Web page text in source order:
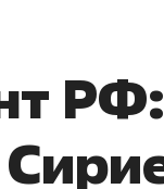
может
минимум